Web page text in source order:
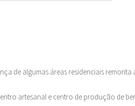
de algumas áreas residenciais remonta
artesanal e centro de produção de